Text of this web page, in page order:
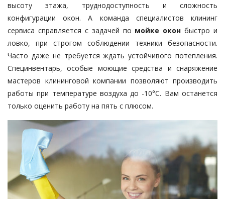
высоту этажа, труднодоступность и сложность
конфигурации окон. А команда специалистов клининг
сервиса справляется с задачей по мойке окон быстро и
ловко, при строгом соблюдении техники безопасности.
Часто даже не требуется ждать устойчивого потепления.
Специнвентарь, особые моющие средства и снаряжение
мастеров клининговой компании позволяют производить
работы при температуре воздуха до -10°С. Вам останется
только оценить работу на пять с плюсом.